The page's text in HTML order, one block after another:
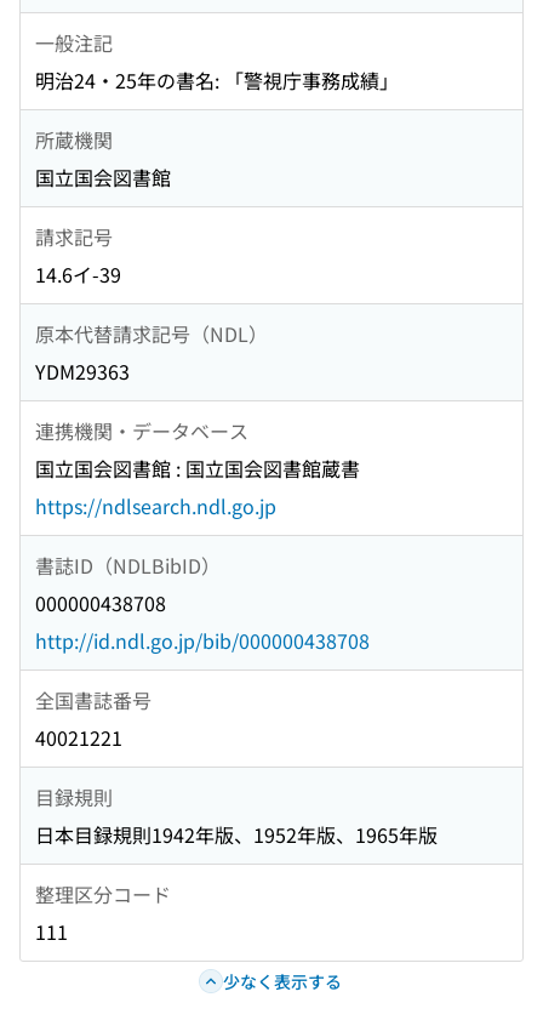
一般注記
明治24・25年の書名: 「警視庁事務成績」
所蔵機関
国立国会図書館
請求記号
14.6イ-39
原本代替請求記号（NDL）
YDM29363
連携機関・データベース
国立国会図書館 : 国立国会図書館蔵書
https://ndlsearch.ndl.go.jp
書誌ID（NDLBibID）
000000438708
http://id.ndl.go.jp/bib/000000438708
全国書誌番号
40021221
目録規則
日本目録規則1942年版、1952年版、1965年版
整理区分コード
111
少なく表示する